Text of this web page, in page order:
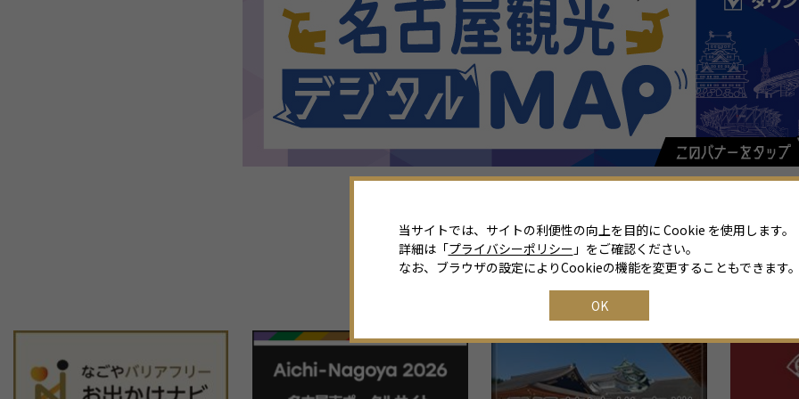
関連リンク
当サイトでは、サイトの利便性の向上を目的に Cookie を使用します。
詳細は「プライバシーポリシー 」をご確認ください。
なお、ブラウザの設定によりCookieの機能を変更することもできます
OK